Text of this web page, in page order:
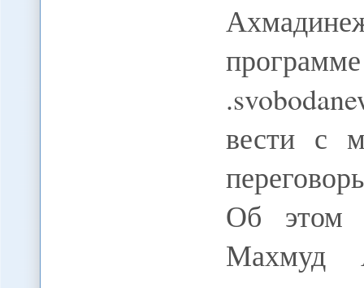
вести с
Об этом
Махмуд